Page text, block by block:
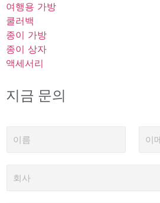
여행용 가방
쿨러백
종이 가방
종이 상자
액세서리
지금 문의
름
메
사